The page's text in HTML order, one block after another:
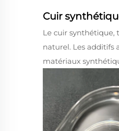
Cuir
Le cuir synthétique,
naturel. Les additifs
matériaux